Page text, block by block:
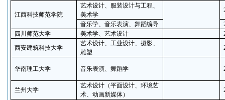
江西科技师范学院
艺术设计、服装设计与工程、
美术学
音乐学、音乐表演、舞蹈编导
四川师范大学
美术学、艺术设计
西安建筑科技大学
艺术设计、工业设计、摄影、
雕塑
华南理工大学 音乐表演、舞蹈学
兰州大学
艺术设计（平面设计、环境艺
术、动画新媒体）